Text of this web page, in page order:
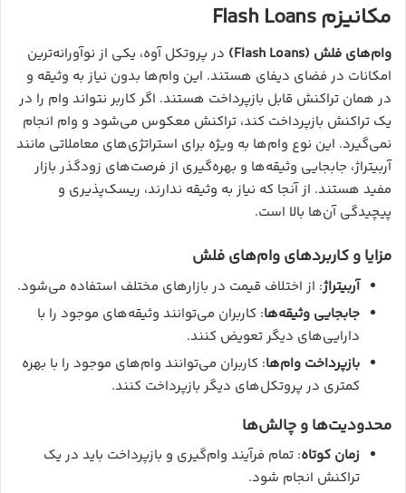
مکانیزم Flash Loans
وام‌های فلش (Flash Loans)
در پروتکل آوه، یکی از نوآورانه‌ترین
امکانات در فضای دیفای هستند. این وام‌ها بدون نیاز به وثیقه و
در همان تراکنش قابل بازپرداخت هستند. اگر کاربر نتواند وام را در
یک تراکنش بازپرداخت کند، تراکنش معکوس می‌شود و وام انجام
نمی‌گیرد. این نوع وام‌ها به ویژه برای استراتژی‌های معاملاتی مانند
آربیتراژ، جابجایی وثیقه‌ها و بهره‌گیری از فرصت‌های زودگذر بازار
مفید هستند. از آنجا که نیاز به وثیقه ندارند، ریسک‌پذیری و
پیچیدگی آن‌ها بالا است.
مزایا و کاربردهای وام‌های فلش
آربیتراژ: از اختلاف قیمت در بازارهای مختلف استفاده می‌شود.
جابجایی وثیقه‌ها: کاربران می‌توانند وثیقه‌های موجود را با
دارایی‌های دیگر تعویض کنند.
بازپرداخت وام‌ها: کاربران می‌توانند وام‌های موجود را با بهره
کمتری در پروتکل‌های دیگر بازپرداخت کنند.
محدودیت‌ها و چالش‌ها
زمان کوتاه: تمام فرآیند وام‌گیری و بازپرداخت باید در یک
تراکنش انجام شود.